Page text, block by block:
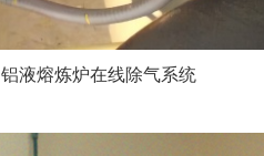
铝液熔炼炉在线除气系统